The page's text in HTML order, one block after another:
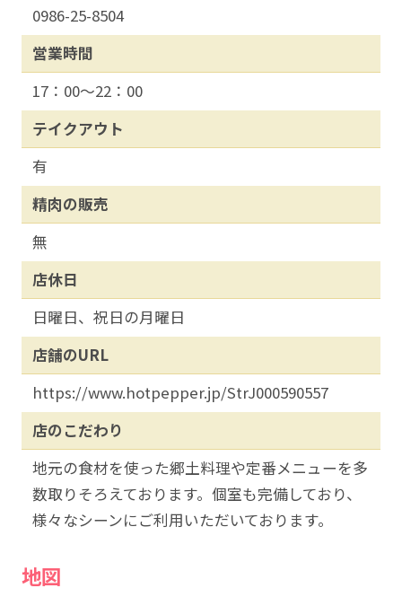
0986-25-8504
営業時間
17：00～22：00
テイクアウト
有
精肉の販売
無
店休日
日曜日、祝日の月曜日
店舗のURL
https://www.hotpepper.jp/StrJ000590557
店のこだわり
地元の食材を使った郷土料理や定番メニューを多
数取りそろえております。個室も完備しており、
様々なシーンにご利用いただいております。
地図